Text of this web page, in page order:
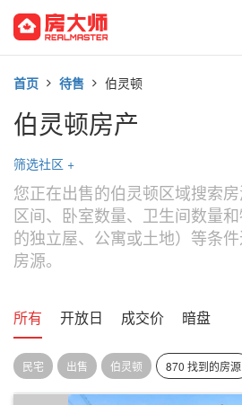
首页 待售 伯灵顿
伯灵顿房产
筛选社区 +
您正在出售的伯灵顿区域搜索
区间、卧室数量、卫生间数量
的独立屋、公寓或土地）等条
房源。
所有 开放日 成交价 暗盘
民宅 出售 伯灵顿 870 找到的房源